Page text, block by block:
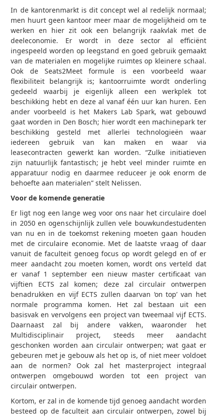
In de kantorenmarkt is dit concept wel al redelijk normaal;
men huurt geen kantoor meer maar de mogelijkheid om te
werken en hier zit ook een belangrijk raakvlak met de
deeleconomie. Er wordt in deze sector al efficiënt
ingespeeld worden op leegstand en goed gebruik gemaakt
van de materialen en mogelijke ruimtes op kleinere schaal.
Ook de Seats2Meet formule is een voorbeeld waar
flexibiliteit belangrijk is; kantoorruimte wordt onderling
gedeeld waarbij je eigenlijk alleen een werkplek tot
beschikking hebt en deze al vanaf één uur kan huren. Een
ander voorbeeld is het Makers Lab Spark, wat gebouwd
gaat worden in Den Bosch; hier wordt een machinepark ter
beschikking gesteld met allerlei technologieën waar
iedereen gebruik van kan maken en waar via
leasecontracten gewerkt kan worden. “Zulke initiatieven
zijn natuurlijk fantastisch; je hebt veel minder ruimte en
apparatuur nodig en daarmee reduceer je ook enorm de
behoefte aan materialen” stelt Nelissen.
Voor de komende generatie
Er ligt nog een lange weg voor ons naar het circulaire doel
in 2050 en ogenschijnlijk zullen vele bouwkundestudenten
van nu en in de toekomst rekening moeten gaan houden
met de circulaire economie. Met de laatste vraag of daar
vanuit de faculteit genoeg focus op wordt gelegd en of er
meer aandacht zou moeten komen, wordt ons verteld dat
er vanaf 1 september een nieuw master certificaat van
vijftien ECTS zal komen; deze zal circulair ontwerpen
benadrukken en vijf ECTS zullen daarvan ‘on top’ van het
normale programma komen. Het zal bestaan uit een
basisvak en vervolgens een project van tweemaal vijf ECTS.
Daarnaast zal bij andere vakken, waaronder het
Multidisciplinair project, steeds meer aandacht
geschonken worden aan circulair ontwerpen; wat gaat er
gebeuren met je gebouw als het op is, of niet meer voldoet
aan de normen? Ook zal het masterproject integraal
ontwerpen omgebouwd worden tot een project van
circulair ontwerpen.
Kortom, er zal in de komende tijd genoeg aandacht worden
besteed op de faculteit aan circulair ontwerpen, zowel bij